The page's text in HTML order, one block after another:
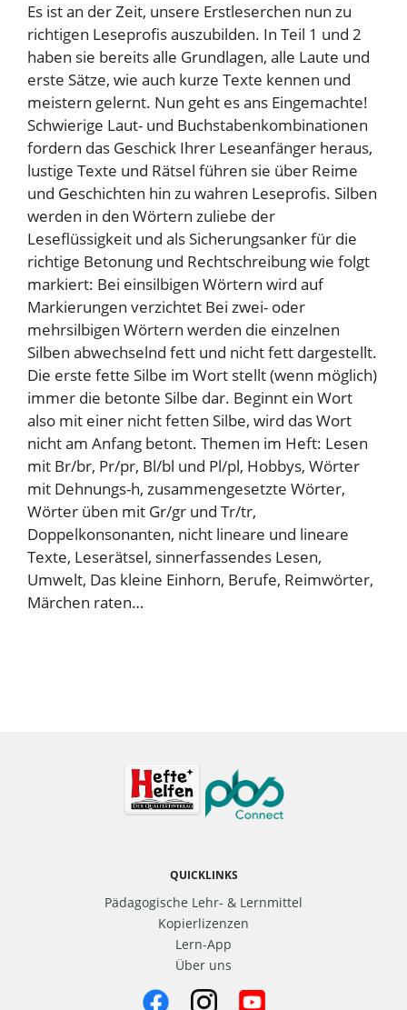
Es ist an der Zeit, unsere Erstleserchen nun zu
richtigen Leseprofis auszubilden. In Teil 1 und 2
haben sie bereits alle Grundlagen, alle Laute und
erste Sätze, wie auch kurze Texte kennen und
meistern gelernt. Nun geht es ans Eingemachte!
Schwierige Laut- und Buchstabenkombinationen
fordern das Geschick Ihrer Leseanfänger heraus,
lustige Texte und Rätsel führen sie über Reime
und Geschichten hin zu wahren Leseprofis. Silben
werden in den Wörtern zuliebe der
Leseflüssigkeit und als Sicherungsanker für die
richtige Betonung und Rechtschreibung wie folgt
markiert: Bei einsilbigen Wörtern wird auf
Markierungen verzichtet Bei zwei- oder
mehrsilbigen Wörtern werden die einzelnen
Silben abwechselnd fett und nicht fett dargestellt.
Die erste fette Silbe im Wort stellt (wenn möglich)
immer die betonte Silbe dar. Beginnt ein Wort
also mit einer nicht fetten Silbe, wird das Wort
nicht am Anfang betont. Themen im Heft: Lesen
mit Br/br, Pr/pr, Bl/bl und Pl/pl, Hobbys, Wörter
mit Dehnungs-h, zusammengesetzte Wörter,
Wörter üben mit Gr/gr und Tr/tr,
Doppelkonsonanten, nicht lineare und lineare
Texte, Leserätsel, sinnerfassendes Lesen,
Umwelt, Das kleine Einhorn, Berufe, Reimwörter,
Märchen raten…
QUICKLINKS
Pädagogische Lehr- & Lernmittel
Kopierlizenzen
Lern-App
Über uns